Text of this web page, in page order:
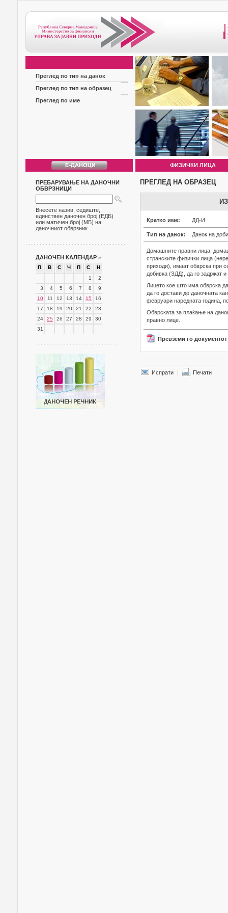
Преглед по тип на данок
Преглед по тип на образец
Преглед по име
ФИЗИЧКИ ЛИЦА
ПРЕБАРУВАЊЕ НА ДАНОЧНИ
ОБВРЗНИЦИ
Внесете назив, седиште,
единствен даночен број (ЕДБ)
или матичен број (МБ) на
даночниот обврзник
ДАНОЧЕН КАЛЕНДАР »
П В С Ч П С
Н
1
2
3
4 5 6 7 8
9
10
11 12 13 14 15
16
17
18 19 20 21 22
23
24
25 26 27 28 29
30
31
ПРЕГЛЕД НА ОБРАЗЕЦ
Кратко име: ДД-И
Тип на данок: Данок на
Домашните правни лица,
странските физички лица
приходи), имаат обврска при
добивка (ЗДД), да го задржат и
Лицето кое што има обврска
да го достави до даночната
февруари наредната година,
Обврската за плаќање на
правно лице.
Превземи го документот
Испрати | Печати